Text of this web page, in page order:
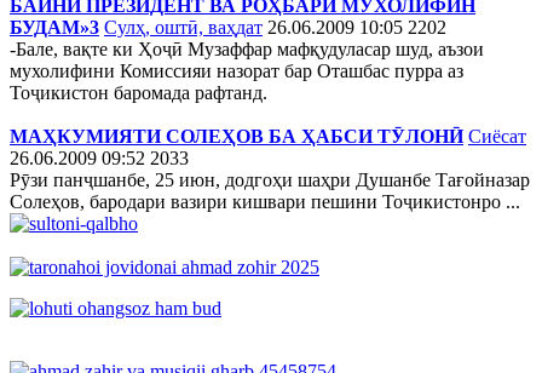
БАЙНИ ПРЕЗИДЕНТ ВА РОҲБАРИ МУХОЛИФИН
БУДАМ»3 Сулҳ, оштӣ, ваҳдат 26.06.2009 10:05 2202
-Бале, вақте ки Ҳоҷӣ Музаффар мафқудуласар шуд, аъзои
мухолифини Комиссияи назорат бар Оташбас пурра аз
Тоҷикистон баромада рафтанд.
МАҲКУМИЯТИ СОЛЕҲОВ БА ҲАБСИ ТӮЛОНӢ Сиёсат
26.06.2009 09:52 2033
Рӯзи панҷшанбе, 25 июн, додгоҳи шаҳри Душанбе Тағойназар
Солеҳов, бародари вазири кишвари пешини Тоҷикистонро ...